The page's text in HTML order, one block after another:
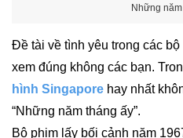
Những
Đề tài về tình yêu trong các
xem đúng không các bạn.
hình Singapore hay nhất
“Những năm tháng ấy”.
Bộ phim lấy bối cảnh năm